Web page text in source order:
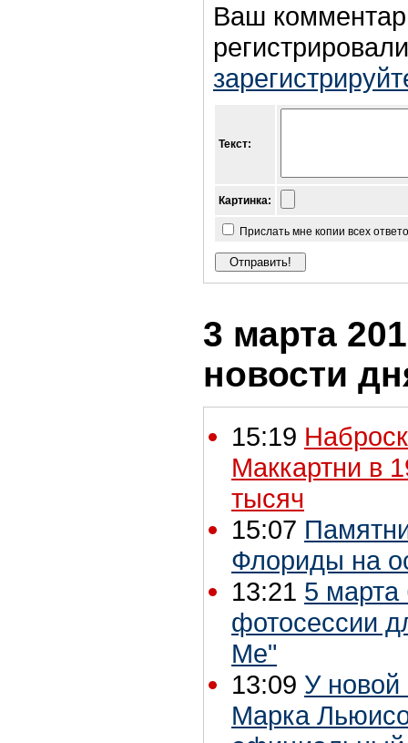
Ваш
Текст:
Картинка:
Прислать мне копии всех
3 марта
новости
15:19
Маккартни в
тысяч
15:07
Флориды на
13:21 5 марта
фотосессии
Me"
13:09 У новой
Марка